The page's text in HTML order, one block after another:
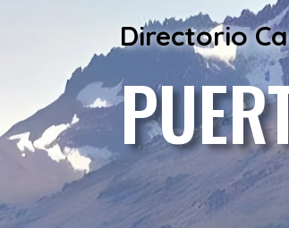
Directorio